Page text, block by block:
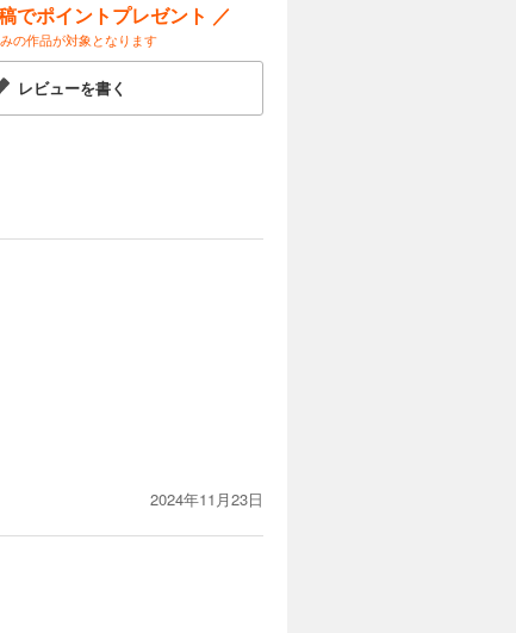
でポイントプレゼント ／
の作品が対象となります
レビューを書く
2024年11月23日